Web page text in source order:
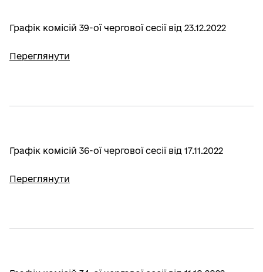
Графік комісій 39-ої чергової сесії від 23.12.2022
Переглянути
Графік комісій 36-ої чергової сесії від 17.11.2022
Переглянути